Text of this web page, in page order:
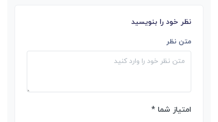
نظر خود را بنویسید
متن نظر
امتیاز شما *